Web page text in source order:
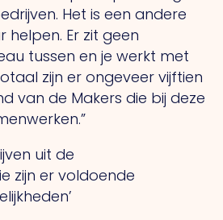
Het is een andere
helpen. Er zit geen
tussen en je werkt met
zijn er ongeveer vijftien
van de Makers die bij deze
uit de
zijn er voldoende